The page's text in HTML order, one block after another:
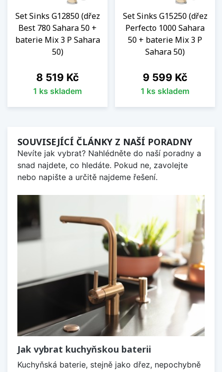
Set Sinks G12850 (dřez
Best 780 Sahara 50 +
baterie Mix 3 P Sahara
50)
Cena
8 519 Kč
1 ks skladem
Set Sinks G15250 (dřez
Perfecto 1000 Sahara
50 + baterie Mix 3 P
Sahara 50)
Cena
9 599 Kč
1 ks skladem
SOUVISEJÍCÍ ČLÁNKY Z NAŠÍ PORADNY
Nevíte jak vybrat? Nahlédněte do naší poradny a
snad najdete, co hledáte. Pokud ne, zavolejte
nebo napište a určitě najdeme řešení.
Jak vybrat kuchyňskou baterii
Kuchyňská baterie, stejně jako dřez, nepochybně